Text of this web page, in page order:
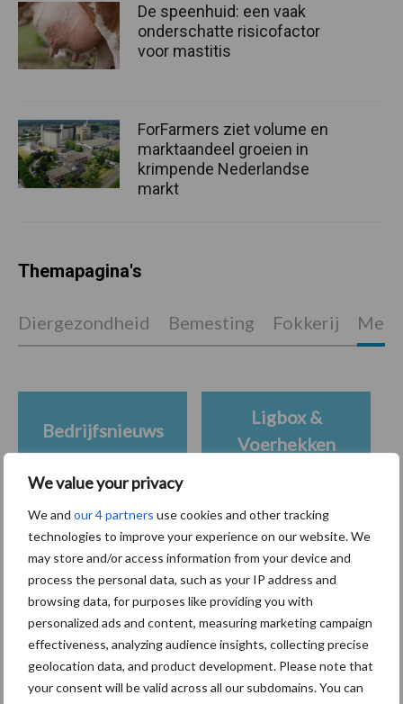
We value your privacy
We and our 4 partners use cookies and other tracking
technologies to improve your experience on our website. We
may store and/or access information from your device and
process the personal data, such as your IP address and
browsing data, for purposes like providing you with
personalized ads and content, measuring marketing campaign
effectiveness, analyzing audience insights, collecting precise
geolocation data, and product development. Please note that
your consent will be valid across all our subdomains. You can
Primaire
Sidebar
Recent nieuws Partner nieuws
Grondstoffenmarkt blijft grillig:
De speenhuid: een vaak
onderschatte risicofactor
voor mastitis
ForFarmers ziet volume en
marktaandeel groeien in
krimpende Nederlandse
markt
Themapagina's
Diergezondheid Bemesting Fokkerij
Bedrijfsnieuws
Ligbox &
Voerhekken
Toon meer